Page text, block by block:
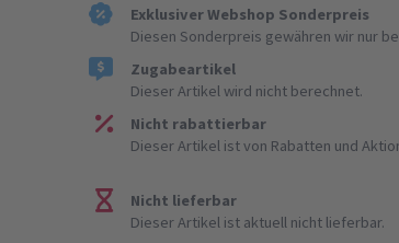
Exklusiver Webshop Sonderpreis
Diesen Sonderpreis gewähren wir nur
Zugabeartikel
Dieser Artikel wird nicht berechnet.
Nicht rabattierbar
Dieser Artikel ist von Rabatten und
Nicht lieferbar
Dieser Artikel ist aktuell nicht lieferbar.